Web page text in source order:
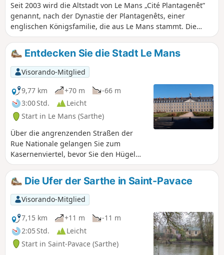
Seit 2003 wird die Altstadt von Le Mans „Cité Plantagenêt”
genannt, nach der Dynastie der Plantagenêts, einer
englischen Königsfamilie, die aus Le Mans stammt. Die
ehemalige Provinzhauptstadt von Maine und Perche (vom
16. Jahrhundert bis zur Revolution) bietet mit diesem
Spaziergang durch die Straßen und Gassen des
historischen Viertels von Le Mans einen angenehmen
Spaziergang in der natürlichen Kulisse berühmter Mantel-
und-Degen-Filme (Cyrano de Bergerac, Der Bucklige, Der
Mann mit der eisernen Maske, Nicolas Le Floch…).
Entdecken Sie die Stadt Le Mans
Visorando-Mitglied
9,77 km
+70 m
-66 m
3:00 Std.
Leicht
Start in Le Mans (Sarthe)
Über die angrenzenden Straßen der
Rue Nationale gelangen Sie zum
Kasernenviertel, bevor Sie den Hügel
Sainte-Croix erklimmen, ein ehemaliges
Dorf, dessen Umgebung von
Weinbergen gesäumt ist. Unauffällige
Durchgänge, das nationale Denkmal zur
Schlacht von Le Mans und die für
Radrennfahrer legendäre Steigung von
Gazonfier.
Die Ufer der Sarthe in Saint-Pavace
Visorando-Mitglied
7,15 km
+11 m
-11 m
2:05 Std.
Leicht
Start in Saint-Pavace (Sarthe)